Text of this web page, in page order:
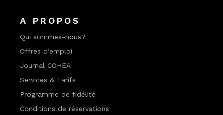
A PROPOS
Qui sommes-nous?
Offres d’emploi
Journal COHEA
Services & Tarifs
Programme de fidélité
Conditions de réservations